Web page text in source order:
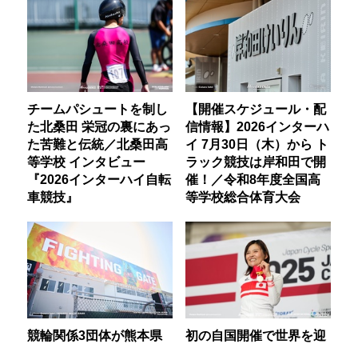
チームパシュートを制し
た北桑田 栄冠の裏にあっ
た苦難と伝統／北桑田高
等学校 インタビュー
『2026インターハイ自転
車競技』
【開催スケジュール・配
信情報】2026インターハ
イ 7月30日（木）から ト
ラック競技は岸和田で開
催！／令和8年度全国高
等学校総合体育大会
競輪関係3団体が熊本県
初の自国開催で世界を迎